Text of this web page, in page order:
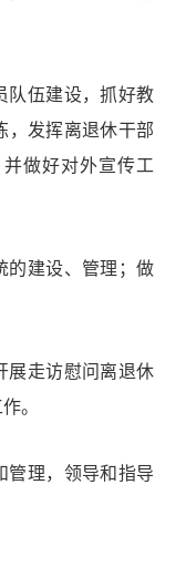
队伍建设，抓好教
，发挥离退休干部
做好对外宣传工
的建设、管理 ； 做
展走访慰问离退休
。
管理， 领导和指导